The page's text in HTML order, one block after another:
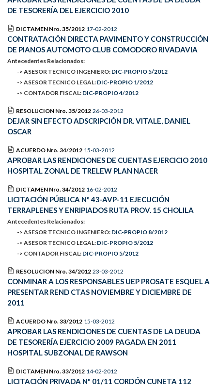
DE TESORERÍA DEL EJERCICIO 2010
DICTAMEN Nro. 35/2012 17-02-2012
CONTRATACIÓN DIRECTA PAVIMENTO Y CONSTRUCCIÓN
DE PIANOS AUTOMOTO CLUB COMODORO RIVADAVIA
Antecedentes Relacionados:
-> ASESOR TECNICO INGENIERO: DIC-PROPIO 5/2012
-> ASESOR TECNICO LEGAL: DIC-PROPIO 1/2012
-> CONTADOR FISCAL: DIC-PROPIO 4/2012
RESOLUCION Nro. 35/2012 26-03-2012
DEJAR SIN EFECTO ADSCRIPCIÓN DR. VITALE, DANIEL
OSCAR
ACUERDO Nro. 34/2012 15-03-2012
APROBAR LAS RENDICIONES DE CUENTAS EJERCICIO 2010
HOSPITAL ZONAL DE TRELEW PLAN NACER
DICTAMEN Nro. 34/2012 16-02-2012
LICITACIÓN PÚBLICA Nº 43-AVP-11 EJECUCIÓN
TERRAPLENES Y ENRIPIADOS RUTA PROV. 15 CHOLILA
Antecedentes Relacionados:
-> ASESOR TECNICO INGENIERO: DIC-PROPIO 8/2012
-> ASESOR TECNICO LEGAL: DIC-PROPIO 5/2012
-> CONTADOR FISCAL: DIC-PROPIO 5/2012
RESOLUCION Nro. 34/2012 23-03-2012
CONMINAR A LOS RESPONSABLES UEP PROSATE ESQUEL A
PRESENTAR REND CTAS NOVIEMBRE Y DICIEMBRE DE
2011
ACUERDO Nro. 33/2012 15-03-2012
APROBAR LAS RENDICIONES DE CUENTAS DE LA DEUDA
DE TESORERÍA EJERCICIO 2009 PAGADA EN 2011
HOSPITAL SUBZONAL DE RAWSON
DICTAMEN Nro. 33/2012 14-02-2012
LICITACIÓN PRIVADA Nº 01/11 CORDÓN CUNETA 112